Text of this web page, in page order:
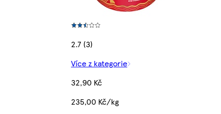
2.7 (3)
Více z kategorie
32,90 Kč
235,00 Kč/kg